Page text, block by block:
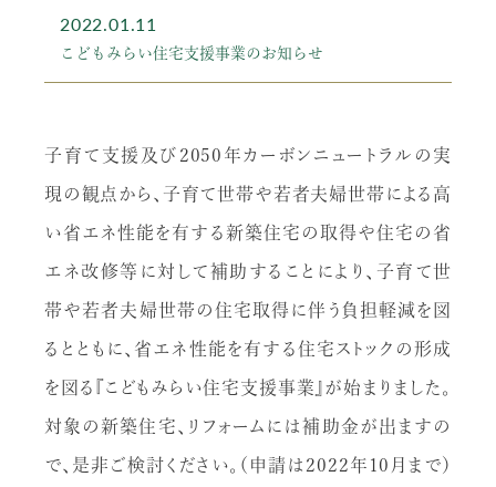
2022.01.11
こどもみらい住宅支援事業のお知らせ
子育て支援及び2050年カーボンニュートラルの実
現の観点から、子育て世帯や若者夫婦世帯による高
い省エネ性能を有する新築住宅の取得や住宅の省
エネ改修等に対して補助することにより、子育て世
帯や若者夫婦世帯の住宅取得に伴う負担軽減を図
るとともに、省エネ性能を有する住宅ストックの形成
を図る『こどもみらい住宅支援事業』が始まりました。
対象の新築住宅、リフォームには補助金が出ますの
で、是非ご検討ください。（申請は2022年10月まで）